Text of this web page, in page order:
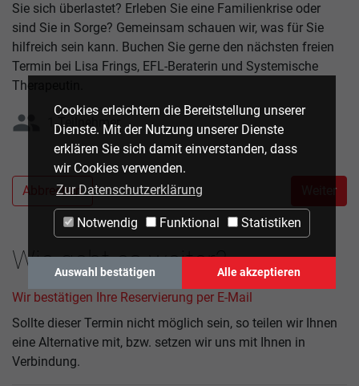
Cookies erleichtern die Bereitstellung unserer
Dienste. Mit der Nutzung unserer Dienste
erklären Sie sich damit einverstanden, dass
wir Cookies verwenden.
Zur Datenschutzerklärung
Notwendig Funktional Statistiken
Auswahl bestätigen Alle akzeptieren
Sie sich überlastet? Erleben Sie eine Familienkrise oder
sind Sie in Sorge? Gemeinsam schauen wir, was für Sie
hilfreich sein kann. Buchen Sie gerne den nächsten freien
Termin bei Lisa Frings, EFL-Beraterin und Systemische
Therapeutin.
group 1 Teilnehmer
Abbrechen Weiter
Wie geht es weiter?
Wir bestätigen Ihre Reservierung per E-Mail
Sollte dieser Termin nicht möglich sein, so teilen wir Ihnen
eine Alternative mit, bzw. setzen wir uns mit Ihnen in
Verbindung.